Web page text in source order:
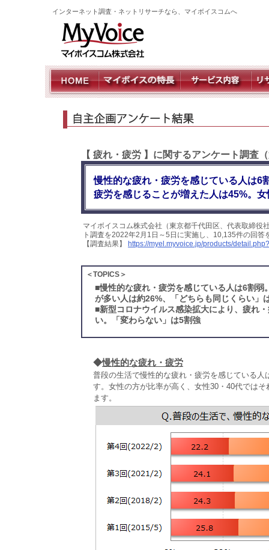
インターネット調査・ネットリサーチなら、マイボイスコムへ
【 疲れ・疲労 】に関するアンケート調査
慢性的な疲れ・疲労を感じている人は6
疲労を感じることが増えた人は45%。
マイボイスコム株式会社（東京都千代田区、代表取締
ト調査を2022年2月1日～5日に実施し、10,135件の回
【調査結果】
https://myel.myvoice.jp/products/
＜TOPICS＞
■慢性的な疲れ・疲労を感じている人は6割
が多い人は約26%、「どちらも同じくらい」
■新型コロナウイルス感染拡大により、疲れ
い。「変わらない」は5割強
◆慢性的な疲れ・疲労
普段の生活で慢性的な疲れ・疲労を感じている
す。女性の方が比率が高く、女性30・40代では
ます。